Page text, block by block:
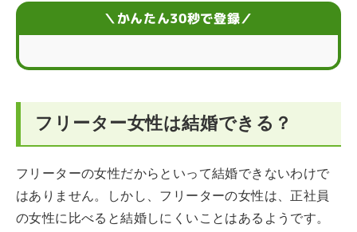
＼かんたん30秒で登録／
フリーター女性は結婚できる？
フリーターの女性だからといって結婚できないわけで
はありません。しかし、フリーターの女性は、正社員
の女性に比べると結婚しにくいことはあるようです。